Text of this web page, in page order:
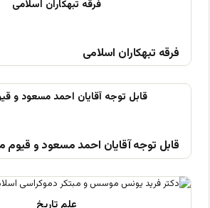
فرقه تبهکاران اسلامی
قابل توجه آقایان احمد مسعود و قیوم